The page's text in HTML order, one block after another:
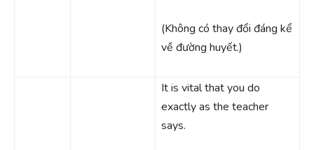
(Không có thay đổi đáng kể
về đường huyết.)
It is vital that you do
exactly as the teacher
says.